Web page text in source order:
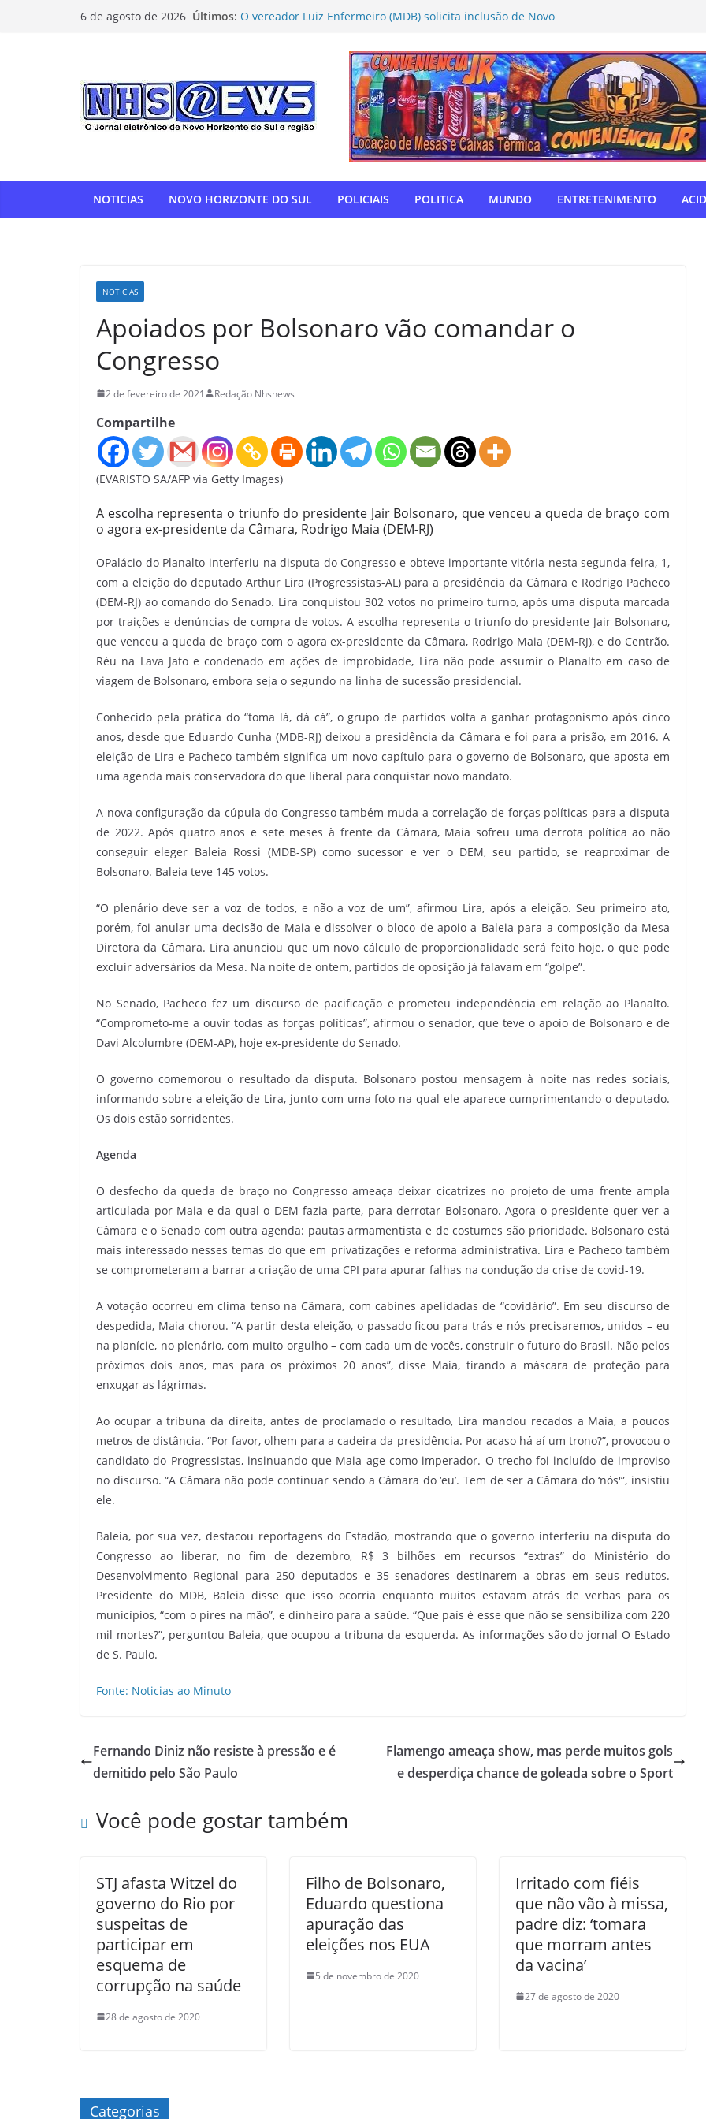
6 de agosto de 2026 Últimos: O vereador Luiz Enfermeiro (MDB) solicita inclusão de Novo
oitavas da Libertadores
Com relatoria do senador Nelsinho, Senado aprova isenção
de impostos para doação de remédios
NOVO HORIZONTE DO SUL: Matogrosso & Mathias farão
show histórico em outubro
“Gente, hoje eu, como autodefensor, não tenho palavras
para agradecer” — Tiago Taramelli emociona Câmara em
NOTICIAS
NOVO HORIZONTE DO SUL POLICIAIS POLITICA MUNDO ENTRETENIMENTO
NOTICIAS
Apoiados por Bolsonaro vão comandar o
Congresso
2 de fevereiro de 2021 Redação Nhsnews
Compartilhe
(EVARISTO SA/AFP via Getty Images)
A escolha representa o triunfo do presidente Jair Bolsonaro, que venceu a queda de braço com
o agora ex-presidente da Câmara, Rodrigo Maia (DEM-RJ)
OPalácio do Planalto interferiu na disputa do Congresso e obteve importante vitória nesta segunda-feira, 1,
com a eleição do deputado Arthur Lira (Progressistas-AL) para a presidência da Câmara e Rodrigo Pacheco
(DEM-RJ) ao comando do Senado. Lira conquistou 302 votos no primeiro turno, após uma disputa marcada
por traições e denúncias de compra de votos. A escolha representa o triunfo do presidente Jair Bolsonaro,
que venceu a queda de braço com o agora ex-presidente da Câmara, Rodrigo Maia (DEM-RJ), e do Centrão.
Réu na Lava Jato e condenado em ações de improbidade, Lira não pode assumir o Planalto em caso de
viagem de Bolsonaro, embora seja o segundo na linha de sucessão presidencial.
Conhecido pela prática do “toma lá, dá cá”, o grupo de partidos volta a ganhar protagonismo após cinco
anos, desde que Eduardo Cunha (MDB-RJ) deixou a presidência da Câmara e foi para a prisão, em 2016. A
eleição de Lira e Pacheco também significa um novo capítulo para o governo de Bolsonaro, que aposta em
uma agenda mais conservadora do que liberal para conquistar novo mandato.
A nova configuração da cúpula do Congresso também muda a correlação de forças políticas para a disputa
de 2022. Após quatro anos e sete meses à frente da Câmara, Maia sofreu uma derrota política ao não
conseguir eleger Baleia Rossi (MDB-SP) como sucessor e ver o DEM, seu partido, se reaproximar de
Bolsonaro. Baleia teve 145 votos.
“O plenário deve ser a voz de todos, e não a voz de um”, afirmou Lira, após a eleição. Seu primeiro ato,
porém, foi anular uma decisão de Maia e dissolver o bloco de apoio a Baleia para a composição da Mesa
Diretora da Câmara. Lira anunciou que um novo cálculo de proporcionalidade será feito hoje, o que pode
excluir adversários da Mesa. Na noite de ontem, partidos de oposição já falavam em “golpe”.
No Senado, Pacheco fez um discurso de pacificação e prometeu independência em relação ao Planalto.
“Comprometo-me a ouvir todas as forças políticas”, afirmou o senador, que teve o apoio de Bolsonaro e de
Davi Alcolumbre (DEM-AP), hoje ex-presidente do Senado.
O governo comemorou o resultado da disputa. Bolsonaro postou mensagem à noite nas redes sociais,
informando sobre a eleição de Lira, junto com uma foto na qual ele aparece cumprimentando o deputado.
Os dois estão sorridentes.
Agenda
O desfecho da queda de braço no Congresso ameaça deixar cicatrizes no projeto de uma frente ampla
articulada por Maia e da qual o DEM fazia parte, para derrotar Bolsonaro. Agora o presidente quer ver a
Câmara e o Senado com outra agenda: pautas armamentista e de costumes são prioridade. Bolsonaro está
mais interessado nesses temas do que em privatizações e reforma administrativa. Lira e Pacheco também
se comprometeram a barrar a criação de uma CPI para apurar falhas na condução da crise de covid-19.
A votação ocorreu em clima tenso na Câmara, com cabines apelidadas de “covidário”. Em seu discurso de
despedida, Maia chorou. “A partir desta eleição, o passado ficou para trás e nós precisaremos, unidos – eu
na planície, no plenário, com muito orgulho – com cada um de vocês, construir o futuro do Brasil. Não pelos
próximos dois anos, mas para os próximos 20 anos”, disse Maia, tirando a máscara de proteção para
enxugar as lágrimas.
Ao ocupar a tribuna da direita, antes de proclamado o resultado, Lira mandou recados a Maia, a poucos
metros de distância. “Por favor, olhem para a cadeira da presidência. Por acaso há aí um trono?”, provocou o
candidato do Progressistas, insinuando que Maia age como imperador. O trecho foi incluído de improviso
no discurso. “A Câmara não pode continuar sendo a Câmara do ‘eu’. Tem de ser a Câmara do ‘nós'”, insistiu
ele.
Baleia, por sua vez, destacou reportagens do Estadão, mostrando que o governo interferiu na disputa do
Congresso ao liberar, no fim de dezembro, R$ 3 bilhões em recursos “extras” do Ministério do
Desenvolvimento Regional para 250 deputados e 35 senadores destinarem a obras em seus redutos.
Presidente do MDB, Baleia disse que isso ocorria enquanto muitos estavam atrás de verbas para os
municípios, “com o pires na mão”, e dinheiro para a saúde. “Que país é esse que não se sensibiliza com 220
mil mortes?”, perguntou Baleia, que ocupou a tribuna da esquerda. As informações são do jornal O Estado
de S. Paulo.
Fonte: Noticias ao Minuto
Fernando Diniz não resiste à pressão e é
demitido pelo São Paulo
Flamengo ameaça show, mas perde muitos gols
e desperdiça chance de goleada sobre o Sport
Você pode gostar também
STJ afasta Witzel do
governo do Rio por
suspeitas de
participar em
esquema de
corrupção na saúde
28 de agosto de 2020
Filho de Bolsonaro,
Eduardo questiona
apuração das
eleições nos EUA
5 de novembro de 2020
Irritado com fiéis
que não vão à missa,
padre diz: ‘tomara
que morram antes
da vacina’
27 de agosto de 2020
Categorias